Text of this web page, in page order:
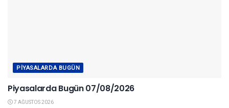
PIYASALARDA BUGÜN
Piyasalarda Bugün 07/08/2026
7 AĞUSTOS 2026